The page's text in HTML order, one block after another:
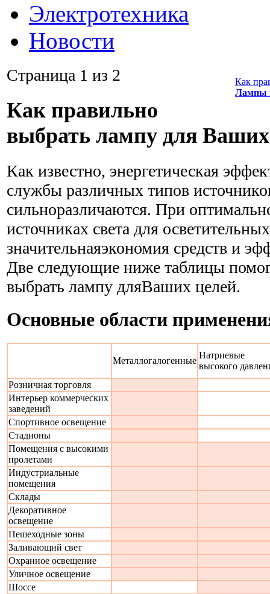
Электротехника
Новости
Как
Лампы
Страница 1 из 2
Как правильно
выбрать лампу для
Как известно, энергетическая
службы различных типов
сильноразличаются. При
источниках света для
значительнаяэкономия средств и
Две следующие ниже таблицы
выбрать лампу дляВаших целей.
Основные области
Металлогалогенные
Натриевые
высокого
Розничная торговля
Интерьер коммерческих
заведений
Спортивное освещение
Стадионы
Помещения с высокими
пролетами
Индустриальные
помещения
Склады
Декоративное
освещение
Пешеходные зоны
Заливающий свет
Охранное освещение
Уличное освещение
Шоссе